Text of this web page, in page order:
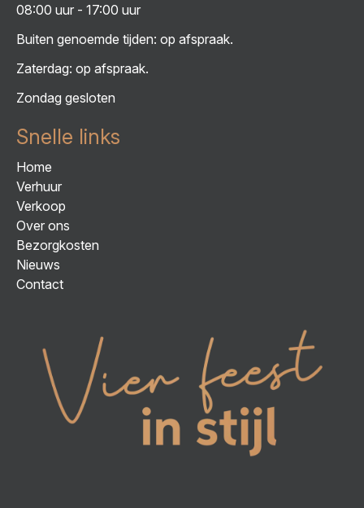
08:00 uur - 17:00 uur
Buiten genoemde tijden: op afspraak.
Zaterdag: op afspraak.
Zondag gesloten
Snelle links
Home
Verhuur
Verkoop
Over ons
Bezorgkosten
Nieuws
Contact